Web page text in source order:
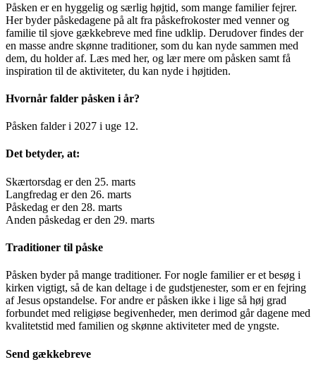
Påsken er en hyggelig og særlig højtid, som mange familier fejrer.
Her byder påskedagene på alt fra påskefrokoster med venner og
familie til sjove gækkebreve med fine udklip. Derudover findes der
en masse andre skønne traditioner, som du kan nyde sammen med
dem, du holder af. Læs med her, og lær mere om påsken samt få
inspiration til de aktiviteter, du kan nyde i højtiden.
Hvornår falder påsken i år?
Påsken falder i 2027 i uge 12.
Det betyder, at:
Skærtorsdag er den 25. marts
Langfredag er den 26. marts
Påskedag er den 28. marts
Anden påskedag er den 29. marts
Traditioner til påske
Påsken byder på mange traditioner. For nogle familier er et besøg i
kirken vigtigt, så de kan deltage i de gudstjenester, som er en fejring
af Jesus opstandelse. For andre er påsken ikke i lige så høj grad
forbundet med religiøse begivenheder, men derimod går dagene med
kvalitetstid med familien og skønne aktiviteter med de yngste.
Send gækkebreve